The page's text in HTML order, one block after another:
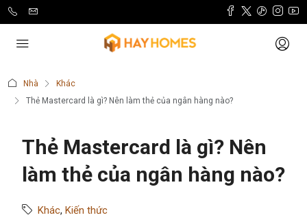
Nhà
Khác
Thẻ Mastercard là gì? Nên làm thẻ của ngân hàng nào?
Thẻ Mastercard là gì? Nên
làm thẻ của ngân hàng nào?
Khác, Kiến thức